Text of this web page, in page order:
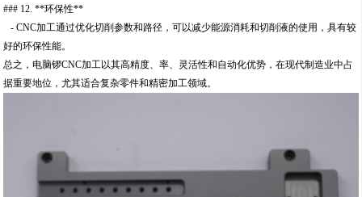
### 12. **环保性**
- CNC加工通过优化切削参数和路径，可以减少能源消耗和切削液的使用，具有较
好的环保性能。
总之，电脑锣CNC加工以其高精度、率、灵活性和自动化优势，在现代制造业中占
据重要地位，尤其适合复杂零件和精密加工领域。